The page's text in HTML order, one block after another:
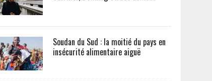
Soudan du Sud : la moitié du pays en
insécurité alimentaire aiguë